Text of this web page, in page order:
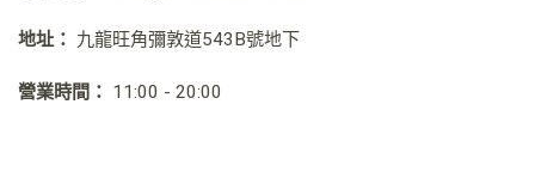
地址： 九龍旺角彌敦道543B號地下
營業時間： 11:00 - 20:00